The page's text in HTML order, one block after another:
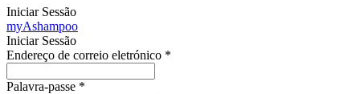
Iniciar Sessão
myAshampoo
Iniciar Sessão
Endereço de correio eletrónico *
Palavra-passe *